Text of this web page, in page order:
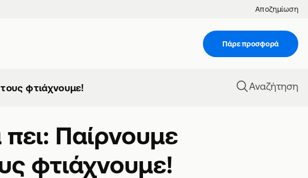
Αποζημίωση
Πάρε προσφορά
φτιάχνουμε! Αναζήτηση
Παίρνουμε
φτιάχνουμε!